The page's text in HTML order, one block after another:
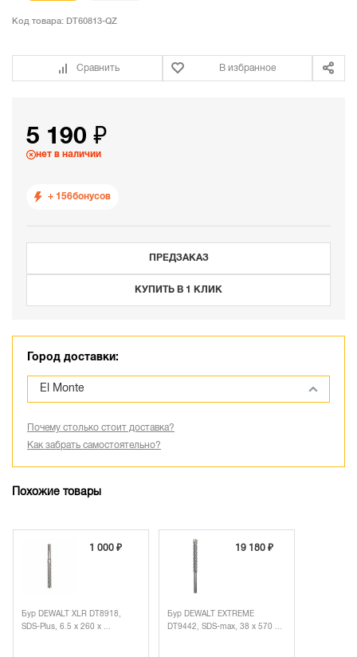
Код товара: DT60813-QZ
Сравнить В избранное
5 190 ₽
нет в наличии
+ 156бонусов
ПРЕДЗАКАЗ
КУПИТЬ В 1 КЛИК
Город доставки:
El Monte
Почему столько стоит доставка?
Как забрать самостоятельно?
Похожие товары
1 000 ₽
Бур DEWALT XLR DT8918,
SDS-Plus, 6.5 x 260 x ...
19 180 ₽
Бур DEWALT EXTREME
DT9442, SDS-max, 38 x 570 ...